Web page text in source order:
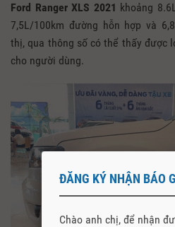
Ford Ranger XLS 2021 khoảng
7,5L/100km đường hỗn hợp và
thị, qua thông số có thể thấy được
cho người dùng.
ĐĂNG KÝ NHẬN BÁO
Chào anh chị, để nhận